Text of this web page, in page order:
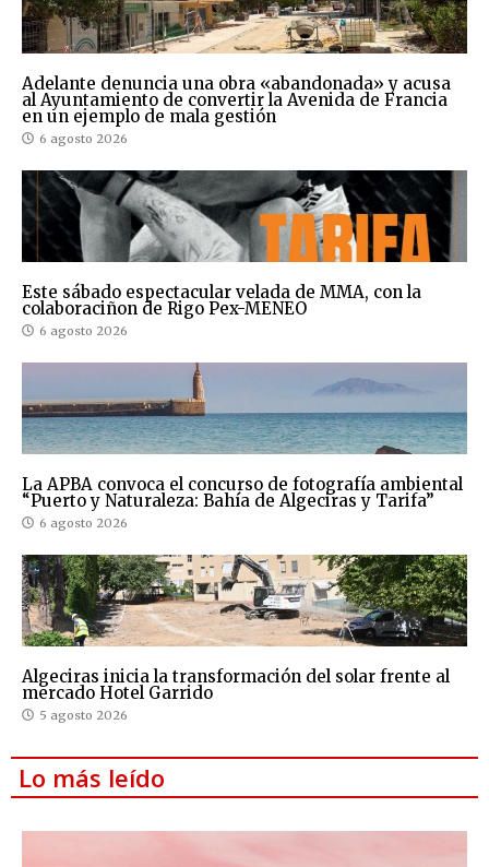
Adelante denuncia una obra «abandonada» y acusa
al Ayuntamiento de convertir la Avenida de Francia
en un ejemplo de mala gestión
6 agosto 2026
Este sábado espectacular velada de MMA, con la
colaboraciñon de Rigo Pex-MENEO
6 agosto 2026
La APBA convoca el concurso de fotografía ambiental
“Puerto y Naturaleza: Bahía de Algeciras y Tarifa”
6 agosto 2026
Algeciras inicia la transformación del solar frente al
mercado Hotel Garrido
5 agosto 2026
Lo más leído